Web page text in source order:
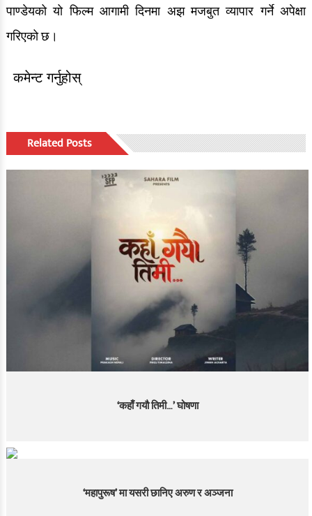
पाण्डेयको यो फिल्म आगामी दिनमा अझ मजबुत व्यापार गर्ने अपेक्षा
गरिएको छ।
कमेन्ट गर्नुहोस्
Related Posts
‘कहाँ गयौ तिमी…’ घोषणा
‘महापुरूष’ मा यसरी छानिए अरुण र अञ्जना